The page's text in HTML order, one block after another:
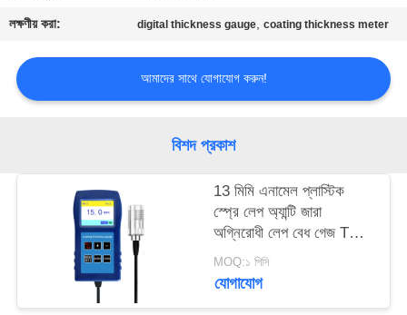
উদ্ধৃতির
আবেদন
ম্যাপ
PRIVACY
POLICY
লক্ষণীয় করা: digital thickness gauge,coating thickness meter
আমাদের সাথে যোগাযোগ করুন!
বিশদ প্রকাশ
13 মিমি এনামেল প্লাস্টিক
স্প্রে লেপ অ্যান্টি জারা
অগ্নিরোধী লেপ বেধ গেজ TG-
6008
MOQ:১ পিসি
যোগাযোগ